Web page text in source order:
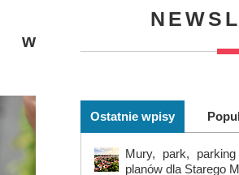
w
Ostatnie wpisy
Mury, park,
planów dla Starego